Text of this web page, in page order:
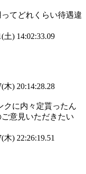
てどれくらい待遇違
土) 14:02:33.09
木) 20:14:28.28
クに内々定貰ったん
意見いただきたい
木) 22:26:19.51